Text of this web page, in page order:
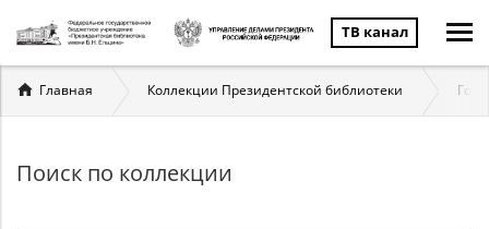
ТВ канал
Вы
здесь
Главная Коллекции Президентской библиотеки
Поиск по коллекции